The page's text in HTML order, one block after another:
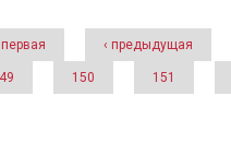
‹ предыдущая
150 151